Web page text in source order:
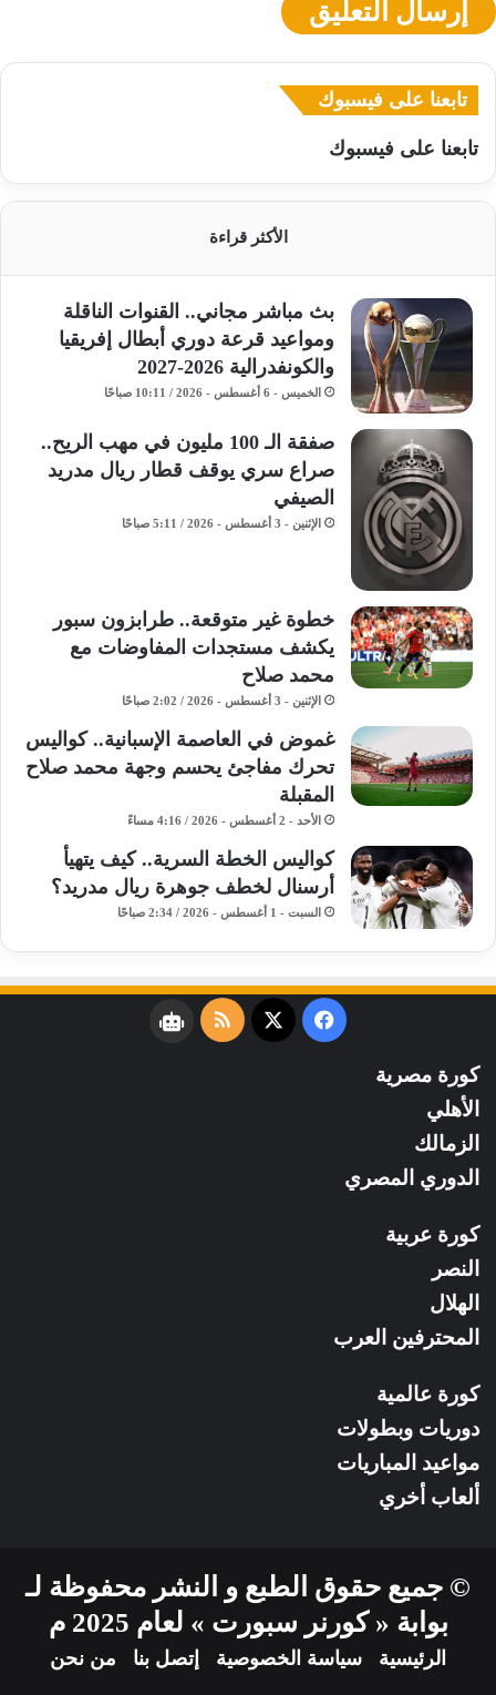
تابعنا على فيسبوك
تابعنا على فيسبوك
الأكثر قراءة
بث مباشر مجاني.. القنوات الناقلة
ومواعيد قرعة دوري أبطال إفريقيا
والكونفدرالية 2026-2027
الخميس - 6 أغسطس - 2026 / 10:11 صباحًا
صفقة الـ 100 مليون في مهب الريح..
صراع سري يوقف قطار ريال مدريد
الصيفي
الإثنين - 3 أغسطس - 2026 / 5:11 صباحًا
خطوة غير متوقعة.. طرابزون سبور
يكشف مستجدات المفاوضات مع
محمد صلاح
الإثنين - 3 أغسطس - 2026 / 2:02 صباحًا
غموض في العاصمة الإسبانية.. كواليس
تحرك مفاجئ يحسم وجهة محمد صلاح
المقبلة
الأحد - 2 أغسطس - 2026 / 4:16 مساءً
كواليس الخطة السرية.. كيف يتهيأ
أرسنال لخطف جوهرة ريال مدريد؟
السبت - 1 أغسطس - 2026 / 2:34 صباحًا
فيسبوك
‫X
ملخصنبض
كورة مصرية
الأهلي
الزمالك
الدوري المصري
كورة عربية
النصر
الهلال
المحترفين العرب
كورة عالمية
دوريات وبطولات
مواعيد المباريات
ألعاب أخري
© جميع حقوق الطبع و النشر محفوظة لـ
بوابة « كورنر سبورت » لعام 2025 م
الرئيسية سياسة الخصوصية إتصل بنا من نحن